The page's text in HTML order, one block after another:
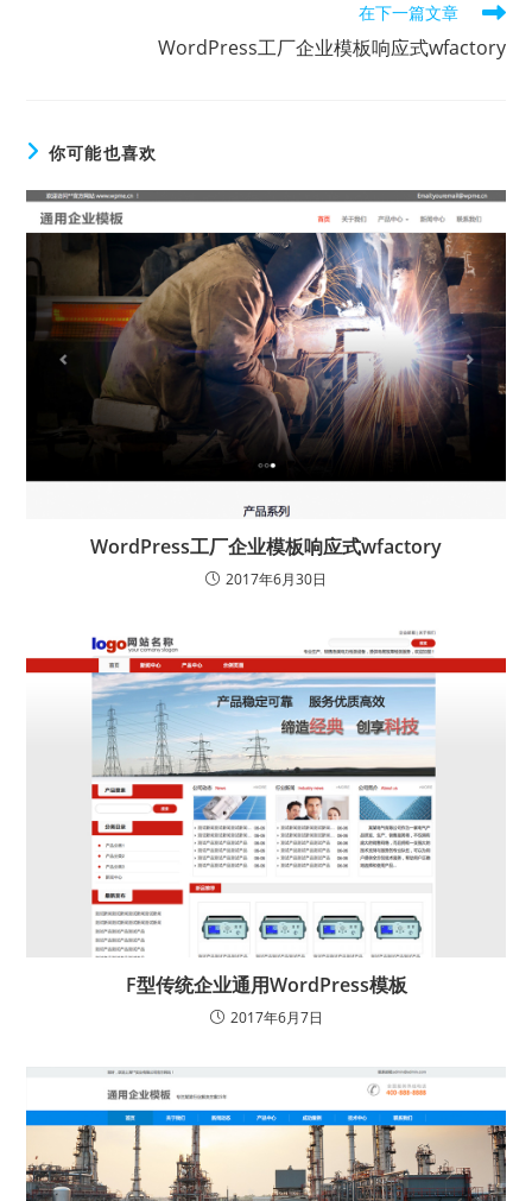
在下一篇文章
WordPress工厂企业模板响应式wfactory
你可能也喜欢
WordPress工厂企业模板响应式wfactory
2017年6月30日
F型传统企业通用WordPress模板
2017年6月7日